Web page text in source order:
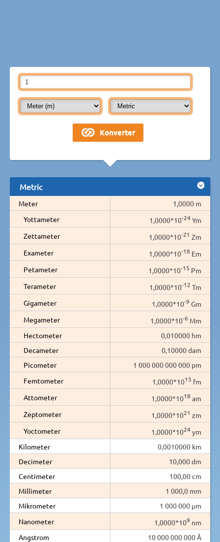
Metric
Meter
1,0000 m
Yottameter
1,0000*10-24Ym
Zettameter
1,0000*10-21 Zm
Exameter
1,0000*10-18 Em
Petameter
1,0000*10-15 Pm
Terameter
1,0000*10-12 Tm
Gigameter
1,0000*10-9 Gm
Megameter
1,0000*10-6 Mm
Hectometer
0,010000 hm
Decameter
0,10000 dam
Picometer
1 000 000 000 000 pm
Femtometer
1,0000*1015 fm
Attometer
1,0000*1018 am
Zeptometer
1,0000*1021 zm
Yoctometer
1,0000*1024ym
Kilometer
0,0010000 km
Decimeter
10,000 dm
Centimeter
100,00 cm
Millimeter
1 000,0 mm
Mikrometer
1 000 000 µm
Nanometer
1,0000*109 nm
Angstrom
10 000 000 000 Å